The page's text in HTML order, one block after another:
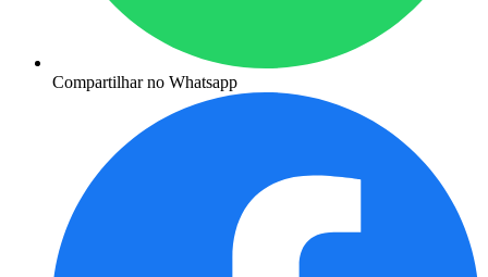
Compartilhar no Whatsapp